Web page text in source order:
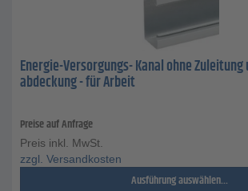
Energie-Versorgungs- Kanal ohne
abdeckung - für Arbeit
Preise auf Anfrage
Preis inkl. MwSt.
zzgl. Versandkosten
Ausführung auswählen...